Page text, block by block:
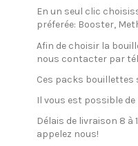
En un seul clic
préferée: Booster,
Afin de choisir la
nous contacter par
Ces packs bouillettes
Il vous est possible de
Délais de livraison 8
appelez nous!